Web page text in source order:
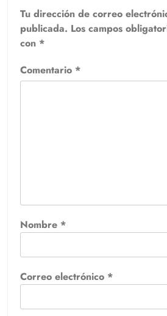
Tu dirección de correo
publicada. Los campos
con *
Comentario *
Nombre *
Correo electrónico *